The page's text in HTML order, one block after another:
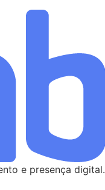
e presença digital.